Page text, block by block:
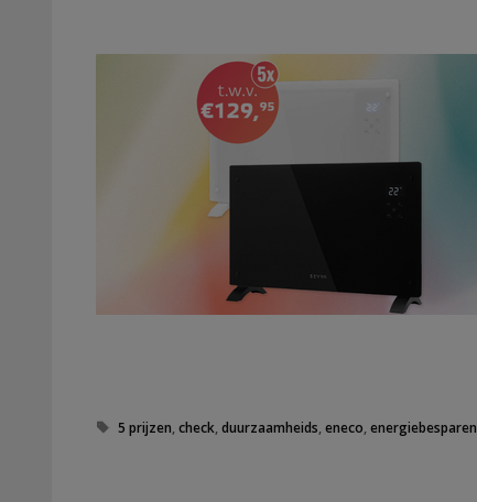
Tags
5 prijzen,check,duurzaamheids,eneco,energiebesparen